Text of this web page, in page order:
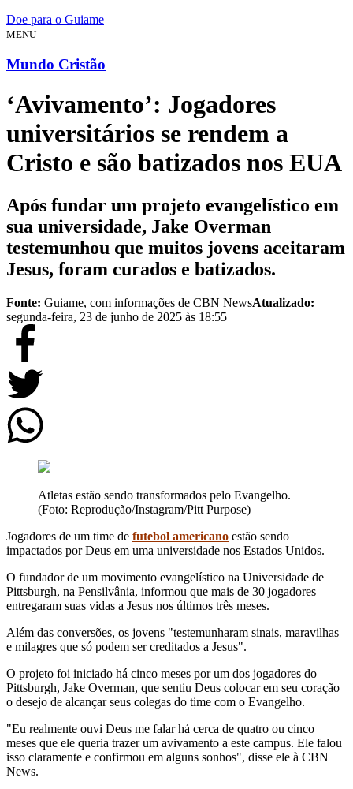
Doe para o Guiame
MENU
Mundo Cristão
‘Avivamento’: Jogadores
universitários se rendem a
Cristo e são batizados nos EUA
Após fundar um projeto evangelístico em
sua universidade, Jake Overman
testemunhou que muitos jovens aceitaram
Jesus, foram curados e batizados.
Fonte: Guiame, com informações de CBN NewsAtualizado:
segunda-feira, 23 de junho de 2025 às 18:55
Atletas estão sendo transformados pelo Evangelho.
(Foto: Reprodução/Instagram/Pitt Purpose)
Jogadores de um time de futebol americano estão sendo
impactados por Deus em uma universidade nos Estados Unidos.
O fundador de um movimento evangelístico na Universidade de
Pittsburgh, na Pensilvânia, informou que mais de 30 jogadores
entregaram suas vidas a Jesus nos últimos três meses.
Além das conversões, os jovens "testemunharam sinais, maravilhas
e milagres que só podem ser creditados a Jesus".
O projeto foi iniciado há cinco meses por um dos jogadores do
Pittsburgh, Jake Overman, que sentiu Deus colocar em seu coração
o desejo de alcançar seus colegas do time com o Evangelho.
"Eu realmente ouvi Deus me falar há cerca de quatro ou cinco
meses que ele queria trazer um avivamento a este campus. Ele falou
isso claramente e confirmou em alguns sonhos", disse ele à CBN
News.